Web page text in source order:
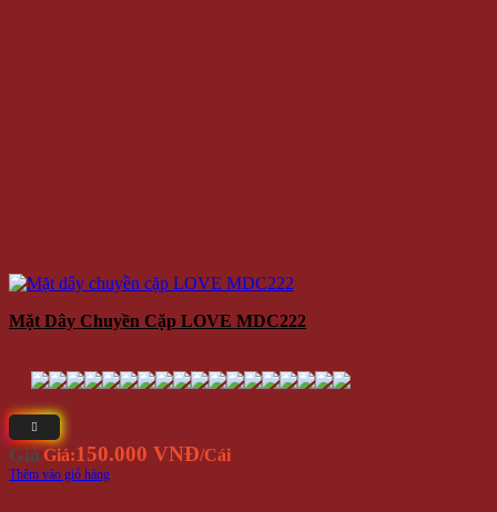
Mặt Dây Chuyền Cặp LOVE MDC222
Giá Giá:150.000 VNĐ/Cái
Thêm vào giỏ hàng